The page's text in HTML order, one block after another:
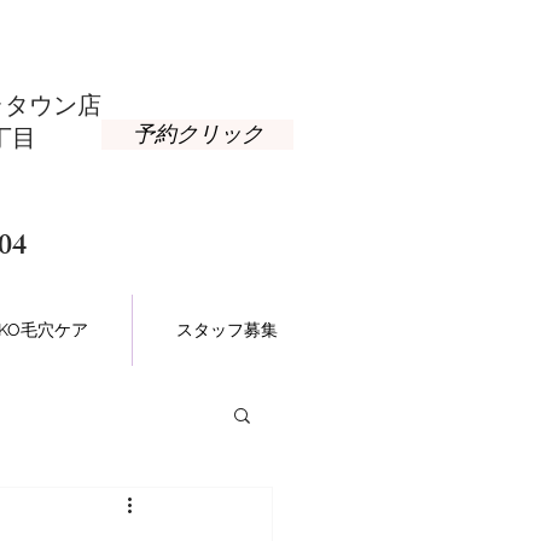
ウン店​
目
予約クリック
毛穴ケア スタッフ募集